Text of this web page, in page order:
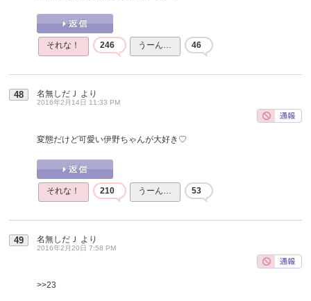
それな！ 246 うーん… 46
48 名無しだＪ より
2016年2月14日 11:33 PM
変態だけど可愛い伊野ちゃんが大好き♡
それな！ 210 うーん… 53
49 名無しだＪ より
2016年2月20日 7:58 PM
>>23